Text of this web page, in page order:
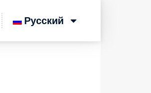
Русский